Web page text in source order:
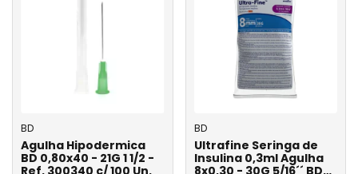
BD
Agulha Hipodermica
BD 0,80x40 - 21G 1 1/2 -
Ref. 300340 c/ 100 Un.
BD
Ultrafine Seringa de
Insulina 0,3ml Agulha
8x0,30 - 30G 5/16´´ BD